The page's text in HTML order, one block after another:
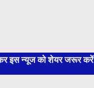
इस न्यूज को शेयर जरूर करें